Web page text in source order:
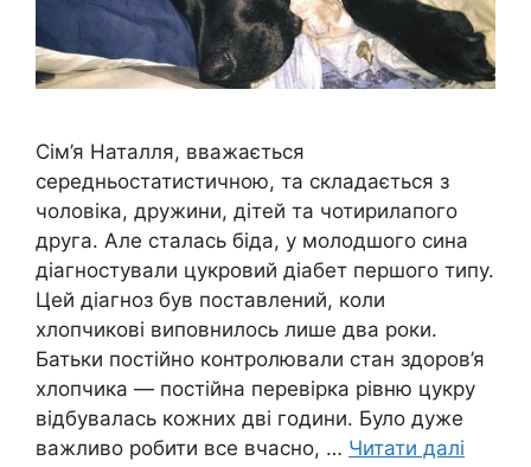
Сім’я Наталля, вважається
середньостатистичною, та складається з
чоловіка, дружини, дітей та чотирилапого
друга. Але сталась біда, у молодшого сина
діагностували цукровий діабет першого типу.
Цей діагноз був поставлений, коли
хлопчикові виповнилось лише два роки.
Батьки постійно контролювали стан здоров’я
хлопчика — постійна перевірка рівню цукру
відбувалась кожних дві години. Було дуже
важливо робити все вчасно, … Читати далі